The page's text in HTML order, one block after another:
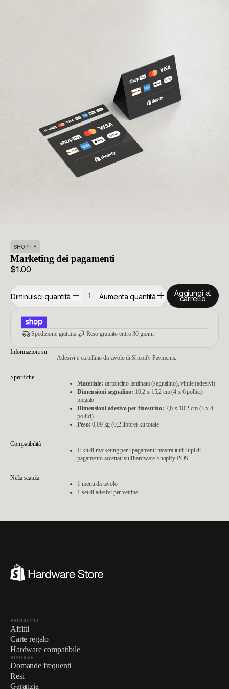
SHOPIFY
Marketing dei pagamenti
$1.00
Diminuisci quantità Aumenta quantità Aggiungi al
carrello
Spedizione gratuita Reso gratuito entro 30 giorni
Informazioni su
Adesivi e cartellino da tavolo di Shopify Payments.
Specifiche
Materiale: cartoncino laminato (segnalino), vinile (adesivi)
Dimensioni segnalino: 10,2 x 15,2 cm (4 x 6 pollici)
piegato
Dimensioni adesivo per finestrino: 7,6 x 10,2 cm (3 x 4
pollici)
Peso: 0,09 kg (0,2 libbre) kit totale
Compatibilità
Il kit di marketing per i pagamenti mostra tutti i tipi di
pagamento accettati sull'hardware Shopify POS
Nella scatola
1 menu da tavolo
1 set di adesivi per vetrine
PRODOTTI
Affitti
Carte regalo
Hardware compatibile
RISORSE
Domande frequenti
Resi
Garanzia